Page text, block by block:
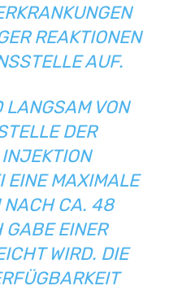
REAKTIONEN
AUF.
LANGSAM VON
DER
EINE MAXIMALE
NACH CA. 48
EINER
WIRD. DIE